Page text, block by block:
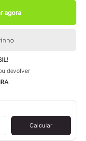
agora
devolver
Calcular